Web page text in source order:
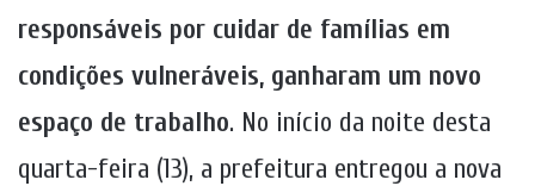
responsáveis por cuidar de famílias em
condições vulneráveis, ganharam um novo
espaço de trabalho. No início da noite desta
quarta-feira (13), a prefeitura entregou a nova